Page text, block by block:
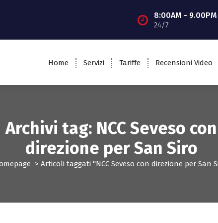
8:00AM - 9.00PM
24/7
Home Servizi Tariffe Recensioni Video
Archivi tag: NCC Seveso con
direzione per San Siro
> Articoli taggati "NCC Seveso con direzione per San